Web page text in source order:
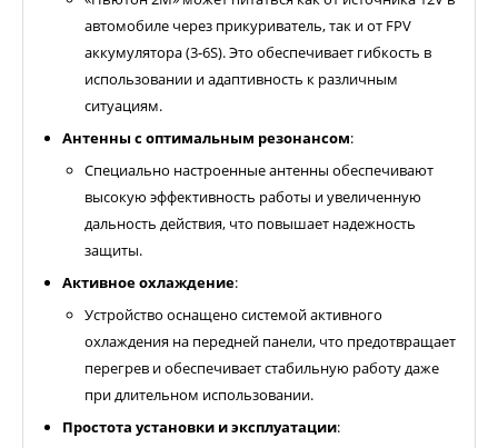
автомобиле через прикуриватель, так и от FPV
аккумулятора (3-6S). Это обеспечивает гибкость в
использовании и адаптивность к различным
ситуациям.
Антенны с оптимальным резонансом:
Специально настроенные антенны обеспечивают
высокую эффективность работы и увеличенную
дальность действия, что повышает надежность
защиты.
Активное охлаждение:
Устройство оснащено системой активного
охлаждения на передней панели, что предотвращает
перегрев и обеспечивает стабильную работу даже
при длительном использовании.
Простота установки и эксплуатации: